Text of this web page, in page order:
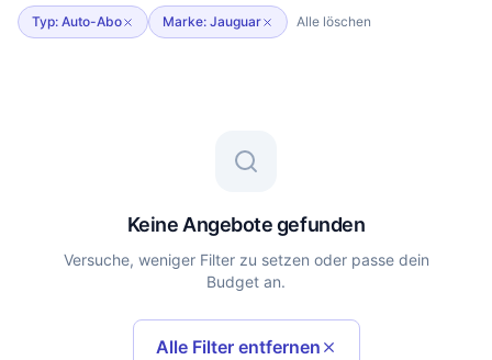
Typ: Auto-Abo Marke: Jauguar Alle löschen
Keine Angebote gefunden
Versuche, weniger Filter zu setzen oder passe dein
Budget an.
Alle Filter entfernen